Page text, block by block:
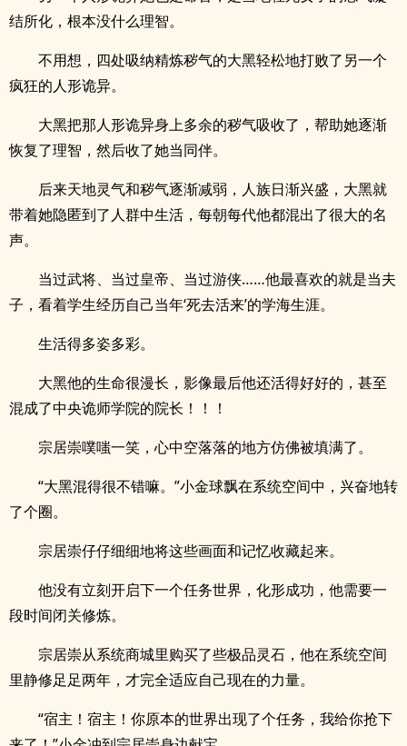
结所化，根本没什么理智。
不用想，四处吸纳精炼秽气的大黑轻松地打败了另一个
疯狂的人形诡异。
大黑把那人形诡异身上多余的秽气吸收了，帮助她逐渐
恢复了理智，然后收了她当同伴。
后来天地灵气和秽气逐渐减弱，人族日渐兴盛，大黑就
带着她隐匿到了人群中生活，每朝每代他都混出了很大的名
声。
当过武将、当过皇帝、当过游侠……他最喜欢的就是当夫
子，看着学生经历自己当年‘死去活来’的学海生涯。
生活得多姿多彩。
大黑他的生命很漫长，影像最后他还活得好好的，甚至
混成了中央诡师学院的院长！！！
宗居崇噗嗤一笑，心中空落落的地方仿佛被填满了。
“大黑混得很不错嘛。”小金球飘在系统空间中，兴奋地转
了个圈。
宗居崇仔仔细细地将这些画面和记忆收藏起来。
他没有立刻开启下一个任务世界，化形成功，他需要一
段时间闭关修炼。
宗居崇从系统商城里购买了些极品灵石，他在系统空间
里静修足足两年，才完全适应自己现在的力量。
“宿主！宿主！你原本的世界出现了个任务，我给你抢下